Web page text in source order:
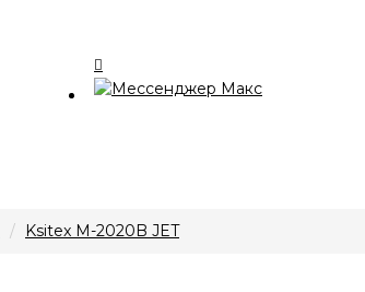
Ksitex М-2020B JET